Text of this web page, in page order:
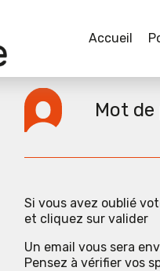
Accueil
Mot
Si vous avez oublié
et cliquez sur valider
Un email vous sera
Pensez à vérifier vos